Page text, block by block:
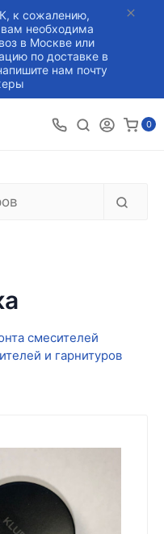
к сожалению,
необходима
в Москве или
по доставке в
нам почту
0
смесителей
и гарнитуров